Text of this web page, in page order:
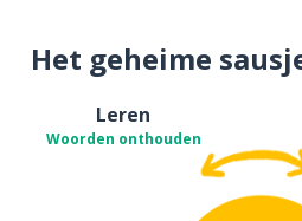
Het geheime
Leren
Woorden onthouden